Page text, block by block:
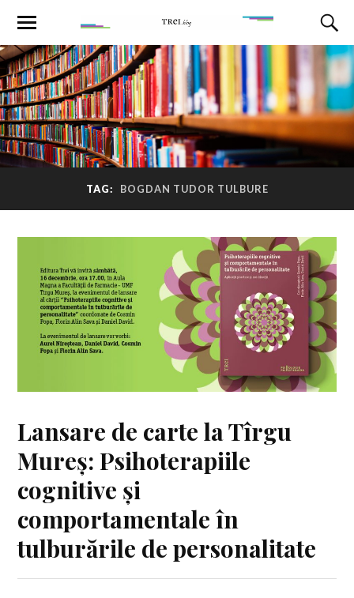
TAG: BOGDAN TUDOR TULBURE
Lansare de carte la Tîrgu
Mureș: Psihoterapiile
cognitive și
comportamentale în
tulburările de personalitate